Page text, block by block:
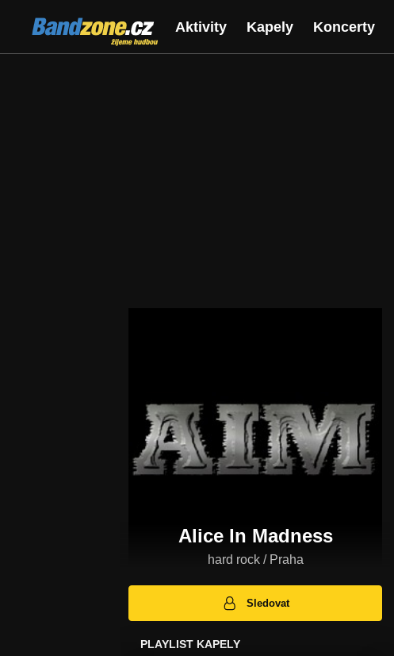
Bandzone.cz
žijeme hudbou
Aktivity Kapely Koncerty
Alice In Madness
hard rock / Praha
Sledovat
PLAYLIST KAPELY